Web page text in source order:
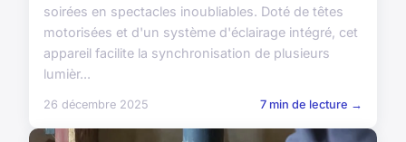
soirées en spectacles inoubliables. Doté de têtes
motorisées et d'un système d'éclairage intégré, cet
appareil facilite la synchronisation de plusieurs
lumièr...
26 décembre 2025 7 min de lecture →